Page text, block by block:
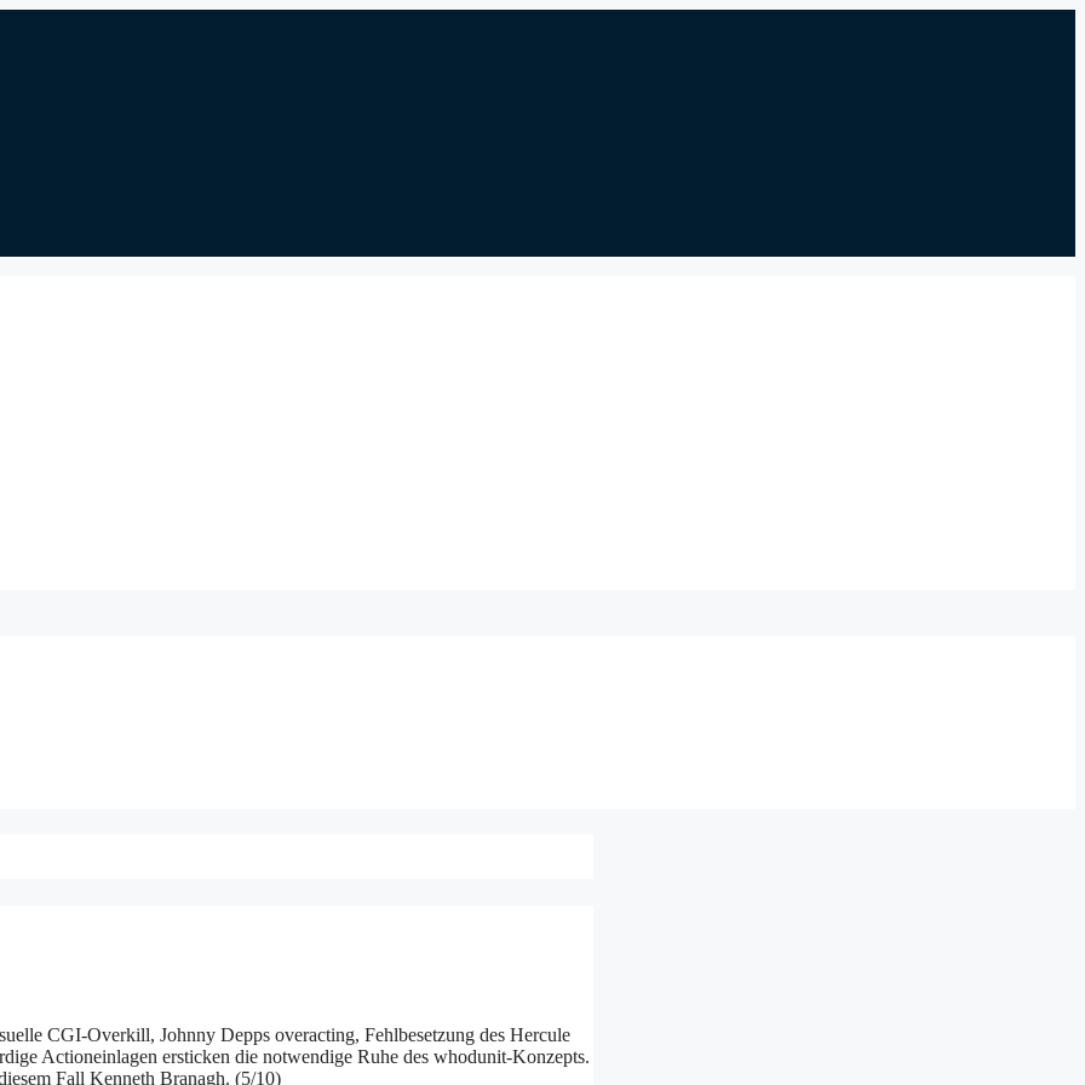
CGI-Overkill, Johnny Depps overacting, Fehlbesetzung des Hercule
Actioneinlagen ersticken die notwendige Ruhe des whodunit-Konzepts.
Fall Kenneth Branagh. (5/10)